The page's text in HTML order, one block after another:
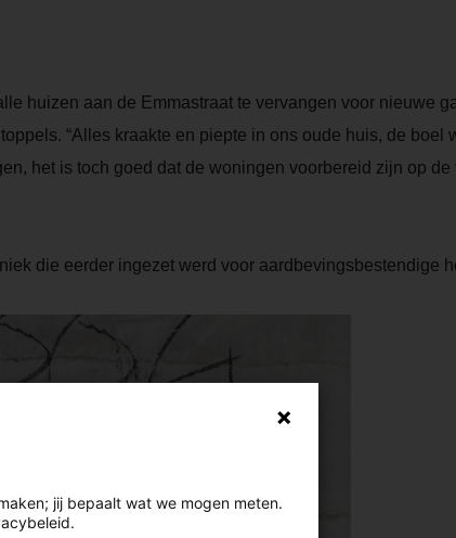
huizen aan de Emmastraat te vervangen voor nieuwe
“Alles kraakte en piepte in ons oude huis, de boel
het is toch goed dat de woningen voorbereid zijn op de
die eerder ingezet werd voor aardbevingsbestendige
jij bepaalt wat we mogen meten.